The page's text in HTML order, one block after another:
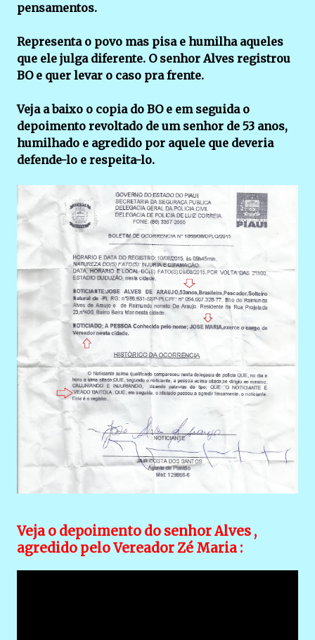
pensamentos.
Representa o povo mas pisa e humilha aqueles
que ele julga diferente. O senhor Alves registrou
BO e quer levar o caso pra frente.
Veja a baixo o copia do BO e em seguida o
depoimento revoltado de um senhor de 53 anos,
humilhado e agredido por aquele que deveria
defende-lo e respeita-lo.
Veja o depoimento do senhor Alves ,
agredido pelo Vereador Zé Maria :